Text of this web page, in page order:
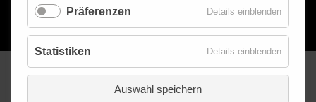
STAHLFLEX-LEITUNGSKITS FÜR MOTORRÄDER
EINZELLEITUNGENNACH MASS
Präferenzen Details einblenden
Statistiken Details einblenden
Auswahl speichern